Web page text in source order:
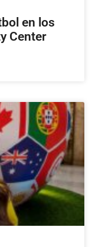
en los
Center